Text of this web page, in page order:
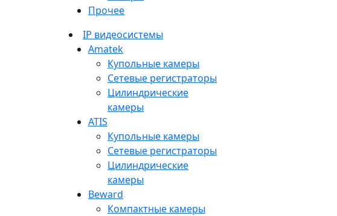
Прочее
IP видеосистемы
Amatek
Купольные камеры
Сетевые регистраторы
Цилиндрические
камеры
ATIS
Купольные камеры
Сетевые регистраторы
Цилиндрические
камеры
Beward
Компактные камеры